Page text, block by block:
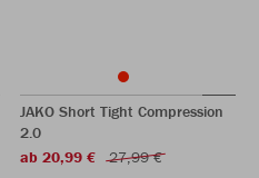
JAKO Short Tight Compression
2.0
ab 20,99 €
27,99 €